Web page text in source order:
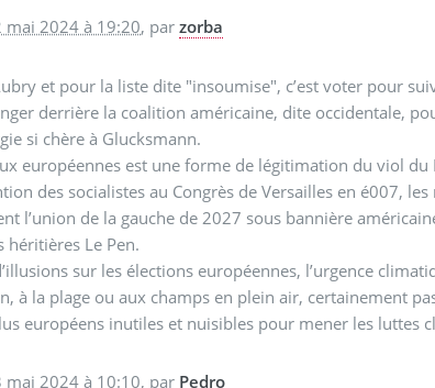
mai 2024 à 19:20, parzorba
et pour la liste dite "insoumise", c’est voter pour
derrière la coalition américaine, dite occidentale,
si chère à Glucksmann.
européennes est une forme de légitimation du viol
des socialistes au Congrès de Versailles en é007,
l’union de la gauche de 2027 sous bannière
héritières Le Pen.
sur les élections européennes, l’urgence
à la plage ou aux champs en plein air, certainement
européens inutiles et nuisibles pour mener les luttes
mai 2024 à 10:10, par Pedro